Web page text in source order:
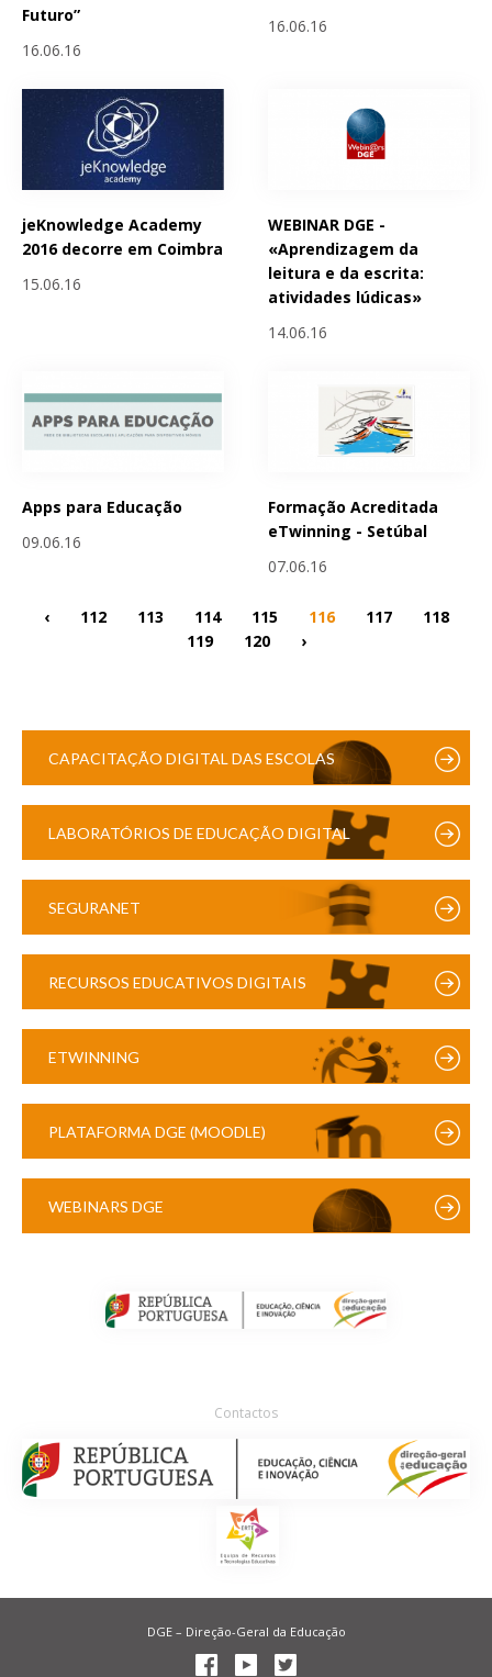
Futuro”
16.06.16
16.06.16
jeKnowledge Academy
2016 decorre em Coimbra
15.06.16
WEBINAR DGE -
«Aprendizagem da
leitura e da escrita:
atividades lúdicas»
14.06.16
Apps para Educação
09.06.16
Formação Acreditada
eTwinning - Setúbal
07.06.16
‹ 112 113 114 115 116 117
118
119
120 ›
CAPACITAÇÃO DIGITAL DAS ESCOLAS
LABORATÓRIOS DE EDUCAÇÃO DIGITAL
SEGURANET
RECURSOS EDUCATIVOS DIGITAIS
ETWINNING
PLATAFORMA DGE (MOODLE)
WEBINARS DGE
Contactos
DGE – Direção-Geral da Educação